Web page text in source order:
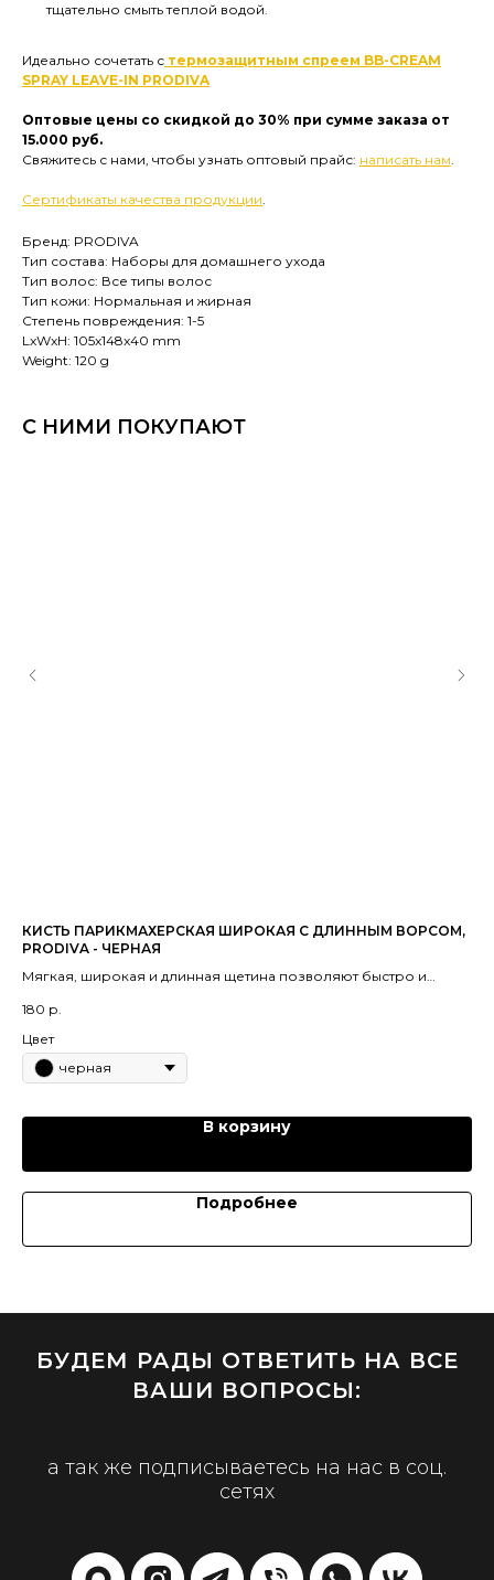
тщательно смыть теплой водой.
Идеально сочетать с термозащитным спреем BB-CREAM
SPRAY LEAVE-IN PRODIVA
Оптовые цены со скидкой до 30% при сумме заказа от
15.000 руб.
Свяжитесь с нами, чтобы узнать оптовый прайс: написать нам.
Сертификаты качества продукции.
Бренд: PRODIVA
Тип состава: Наборы для домашнего ухода
Тип волос: Все типы волос
Тип кожи: Нормальная и жирная
Степень повреждения: 1-5
LxWxH: 105x148x40 mm
Weight: 120 g
С НИМИ ПОКУПАЮТ
КИСТЬ ПАРИКМАХЕРСКАЯ ШИРОКАЯ С ДЛИННЫМ ВОРСОМ,
PRODIVA - ЧЕРНАЯ
Мягкая, широкая и длинная щетина позволяют быстро и
Предназначена для нанесения составов пилинга кожи головы,
холодных уходов, кератина, ботокса, нанопластики,
окрашивания, тонирования.
180 р.
Цвет
черная
В корзину
Подробнее
БУДЕМ РАДЫ ОТВЕТИТЬ НА ВСЕ
ВАШИ ВОПРОСЫ:
а так же подписываетесь на нас в соц.
сетях